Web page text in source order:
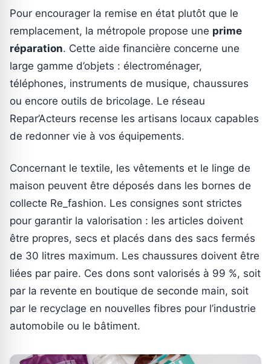
Pour encourager la remise en état plutôt que le
remplacement, la métropole propose une prime
réparation. Cette aide financière concerne une
large gamme d’objets : électroménager,
téléphones, instruments de musique, chaussures
ou encore outils de bricolage. Le réseau
Repar’Acteurs recense les artisans locaux capables
de redonner vie à vos équipements.
Concernant le textile, les vêtements et le linge de
maison peuvent être déposés dans les bornes de
collecte Re_fashion. Les consignes sont strictes
pour garantir la valorisation : les articles doivent
être propres, secs et placés dans des sacs fermés
de 30 litres maximum. Les chaussures doivent être
liées par paire. Ces dons sont valorisés à 99 %, soit
par la revente en boutique de seconde main, soit
par le recyclage en nouvelles fibres pour l’industrie
automobile ou le bâtiment.